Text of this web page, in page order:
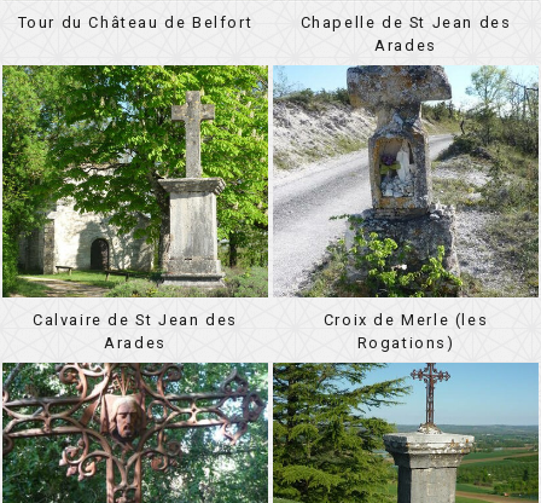
Tour du Château de Belfort
Chapelle de St Jean des
Arades
Calvaire de St Jean des
Arades
Croix de Merle (les
Rogations)